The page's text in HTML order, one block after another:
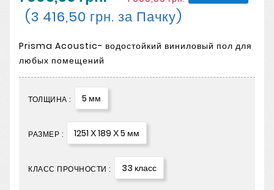
(3 416,50 грн. за Пачку)
Prisma Acoustic- водостойкий виниловый пол для
любых помещений
ТОЛЩИНА : 5 мм
РАЗМЕР : 1251 Х 189 Х 5 мм
КЛАСС ПРОЧНОСТИ : 33 класс